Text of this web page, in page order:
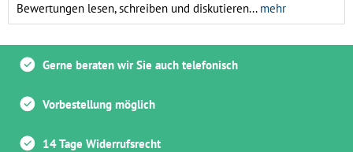
Bewertungen lesen, schreiben und diskutieren...mehr
Gerne beraten wir Sie auch telefonisch
Vorbestellung möglich
14 Tage Widerrufsrecht